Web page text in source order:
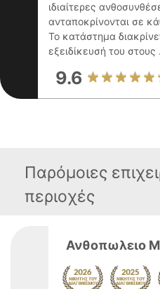
ιδιαίτερες
ανταποκρίνονται σε
Το κατάστημα
εξειδίκευσή του στους
9.6
Παρόμοιες
περιοχές
Ανθοπωλειο